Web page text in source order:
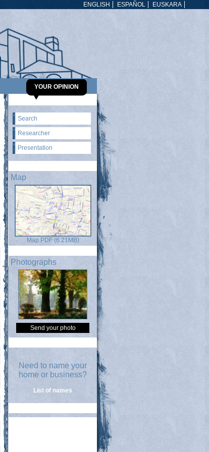
EUSKARA
ESPAÑOL
ENGLISH
YOUR OPINION
Search
Researcher
Presentation
Map
Map PDF (6.21MB)
Photographs
Send your photo
Need to name your
home or business?
List of names